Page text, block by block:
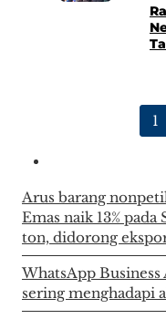
1
Arus barang
Emas naik 13%
ton, didorong
WhatsApp Business
sering menghadapi